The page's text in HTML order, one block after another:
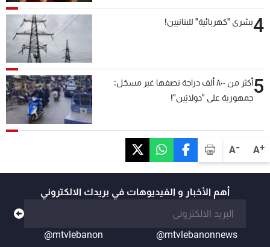
A+
A-
4بشرى "كهربائية" للبنانيين!
5
أكثر من ٨٠٠ ألف دراجة نصفها غير مسجّل:
جمهورية على "دولابَين"!
أهم الأخبار و الفيديوهات في بريدك الالكتروني
@mtvlebanonnews
@mtvlebanon